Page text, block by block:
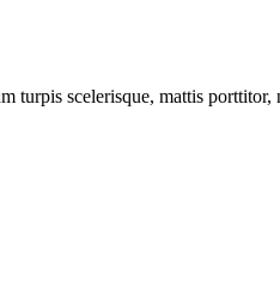
turpis scelerisque, mattis